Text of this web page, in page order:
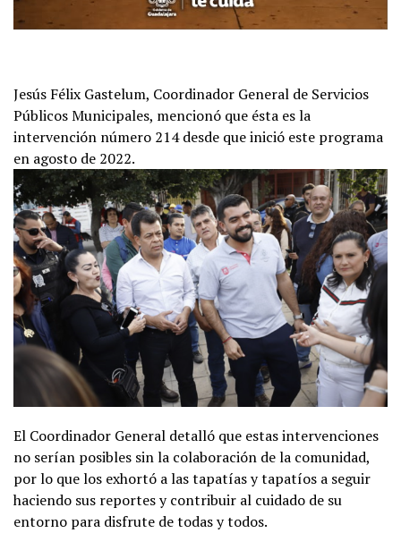
Jesús Félix Gastelum, Coordinador General de Servicios
Públicos Municipales, mencionó que ésta es la
intervención número 214 desde que inició este programa
en agosto de 2022.
El Coordinador General detalló que estas intervenciones
no serían posibles sin la colaboración de la comunidad,
por lo que los exhortó a las tapatías y tapatíos a seguir
haciendo sus reportes y contribuir al cuidado de su
entorno para disfrute de todas y todos.